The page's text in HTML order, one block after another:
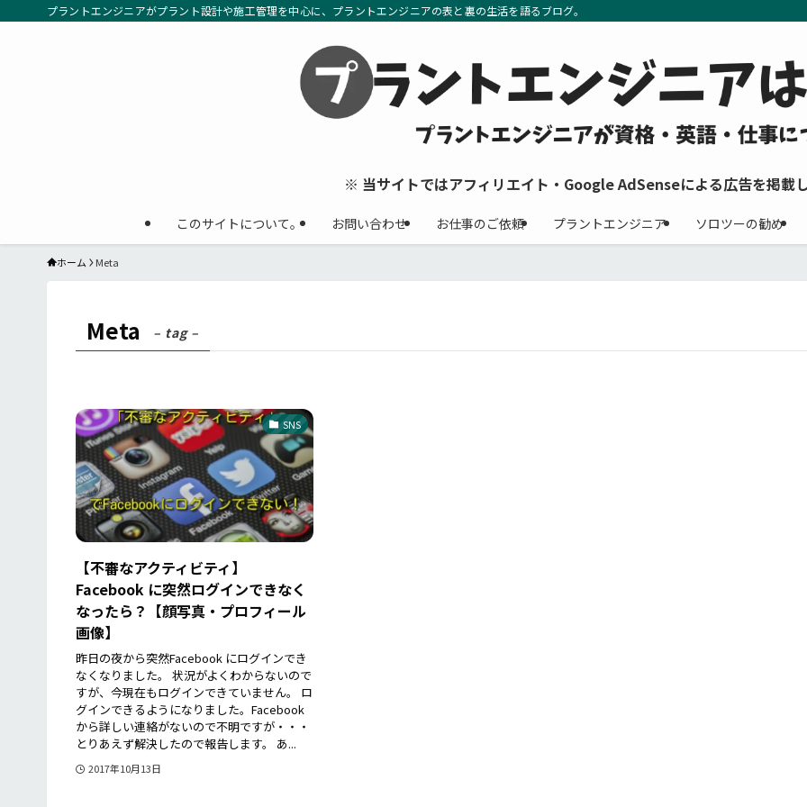
プラントエンジニアがプラント設計や施工管理を中心に、プラントエンジニアの表と裏の生活を語るブログ。
このサイトについて。 お問い合わせ お仕事のご依頼 プラントエンジニア ソロツーの勧め
※ 当サイトではアフィリエイト・Google AdSenseによる広告を掲載
ホーム Meta
Meta – tag –
SNS
【不審なアクティビティ】
Facebook に突然ログインできなく
なったら？【顔写真・プロフィール
画像】
昨日の夜から突然Facebook にログインでき
なくなりました。 状況がよくわからないので
すが、今現在もログインできていません。 ロ
グインできるようになりました。Facebook
から詳しい連絡がないので不明ですが・・・
とりあえず解決したので報告します。 あ...
2017年10月13日